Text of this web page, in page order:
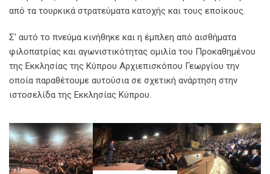
από τα τουρκικά στρατεύματα κατοχής και τους εποίκους.
Σ’ αυτό το πνεύμα κινήθηκε και η έμπλεη από αισθήματα
φιλοπατρίας και αγωνιστικότητας ομιλία του Προκαθημένου
της Εκκλησίας της Κύπρου Αρχιεπισκόπου Γεωργίου την
οποία παραθέτουμε αυτούσια σε σχετική ανάρτηση στην
ιστοσελίδα της Εκκλησίας Κύπρου.